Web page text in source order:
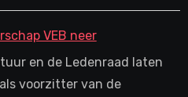
VEB neer
en de Ledenraad laten
voorzitter van de